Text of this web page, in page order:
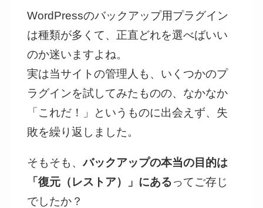
WordPressのバックアップ用プラグイン
は種類が多くて、正直どれを選べばいい
のか迷いますよね。
実は当サイトの管理人も、いくつかのプ
ラグインを試してみたものの、なかなか
「これだ！」というものに出会えず、失
敗を繰り返しました。
そもそも、バックアップの本当の目的は
「復元（レストア）」にあるってご存じ
でしたか？